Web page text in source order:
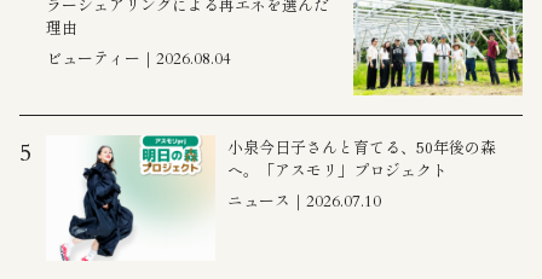
理由
ビューティー｜2026.08.04
5
小泉今日子さんと育てる、50年後の森
へ。「アスモリ」プロジェクト
ニュース｜2026.07.10